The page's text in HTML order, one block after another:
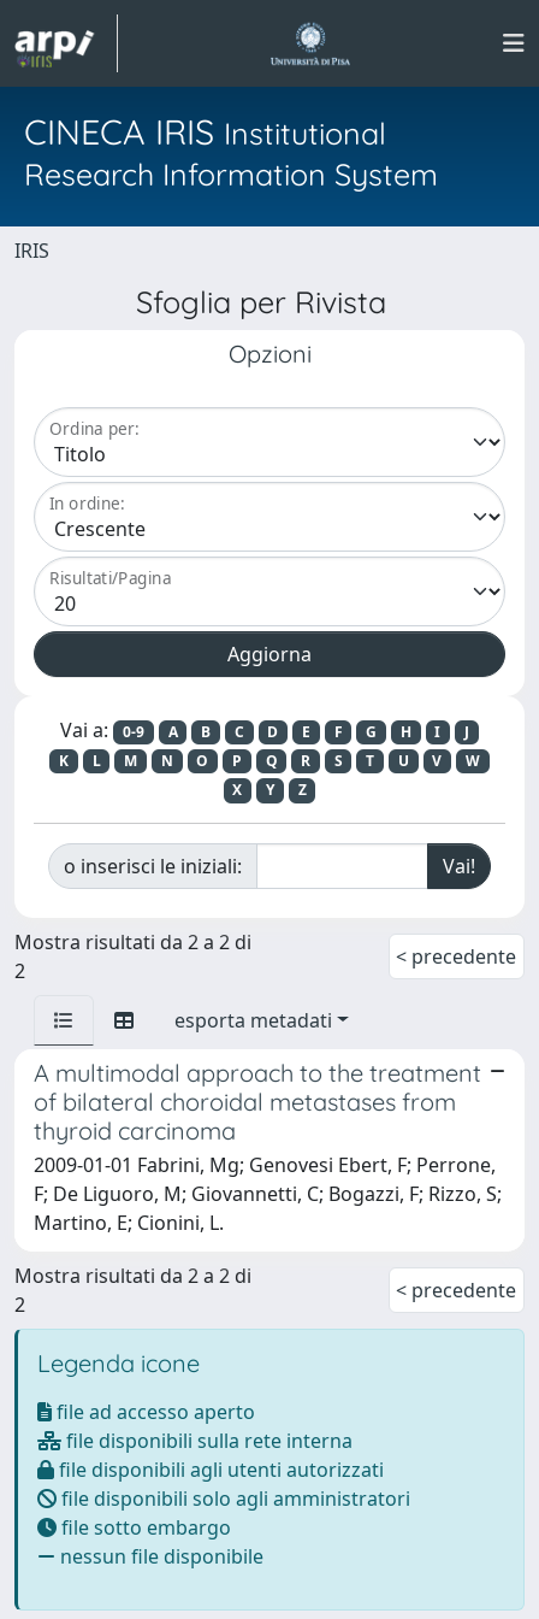
CINECA IRIS Institutional
Research Information System
IRIS
Sfoglia per Rivista
Opzioni
Ordina per:
In ordine:
Risultati/Pagina
Vai a: 0-9 A B C D E F G H I
J
K
L M N O P Q R S T U V
W
X
Y Z
o inserisci le iniziali:
Mostra risultati da 2 a 2 di
2
< precedente
esporta metadati
A multimodal approach to the treatment
of bilateral choroidal metastases from
thyroid carcinoma
2009-01-01 Fabrini, Mg; Genovesi Ebert, F; Perrone,
F; De Liguoro, M; Giovannetti, C; Bogazzi, F; Rizzo, S;
Martino, E; Cionini, L.
Mostra risultati da 2 a 2 di
2
< precedente
Legenda icone
file ad accesso aperto
file disponibili sulla rete interna
file disponibili agli utenti autorizzati
file disponibili solo agli amministratori
file sotto embargo
nessun file disponibile